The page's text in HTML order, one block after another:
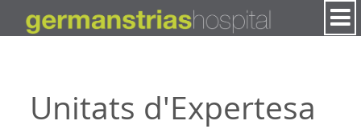
Unitats d'Expertesa